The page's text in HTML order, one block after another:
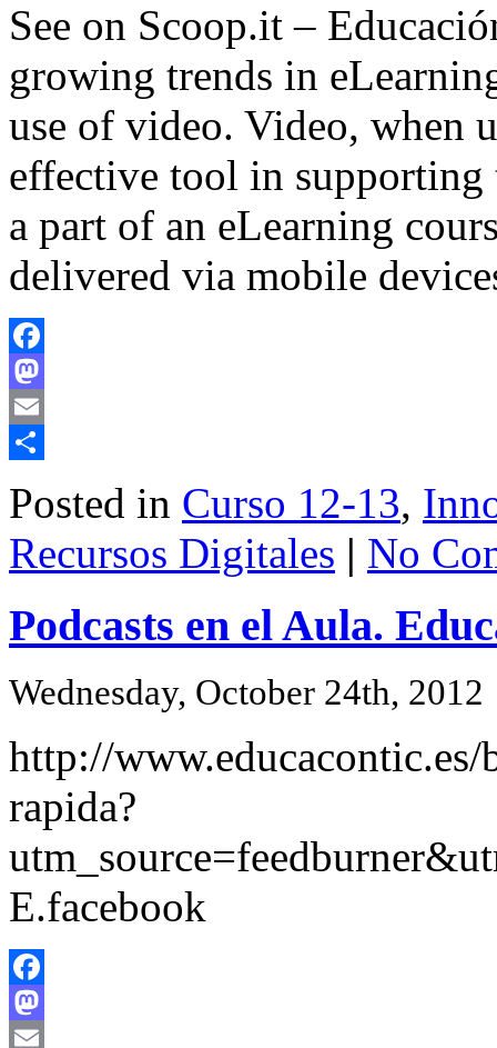
See on Scoop.it –
growing trends in
use of video. Video, when
effective tool in supporting
a part of an eLearning
delivered via mobile
Facebook
Mastodon
Email
Posted in Curso 12-13,
Recursos Digitales | No
Podcasts en el Aula.
Wednesday, October 24th, 2012
http://
rapida?
E.facebook
Facebook
Mastodon